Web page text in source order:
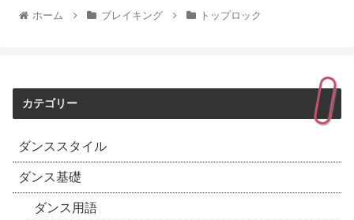
ホーム ブレイキング トップロック
カテゴリー
ダンススタイル
ダンス基礎
ダンス用語